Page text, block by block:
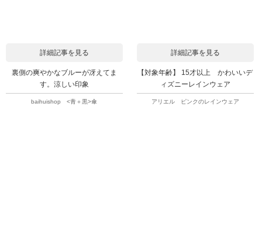
詳細記事を見る
裏側の爽やかなブルーが冴えてま
す。涼しい印象
baihuishop <青＋黒>傘
詳細記事を見る
【対象年齢】 15才以上 かわいいデ
ィズニーレインウェア
アリエル ピンクのレインウェア